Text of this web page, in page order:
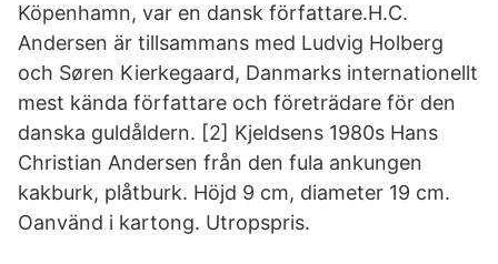
Köpenhamn, var en dansk författare.H.C.
Andersen är tillsammans med Ludvig Holberg
och Søren Kierkegaard, Danmarks internationellt
mest kända författare och företrädare för den
danska guldåldern. [2] Kjeldsens 1980s Hans
Christian Andersen från den fula ankungen
kakburk, plåtburk. Höjd 9 cm, diameter 19 cm.
Oanvänd i kartong. Utropspris.